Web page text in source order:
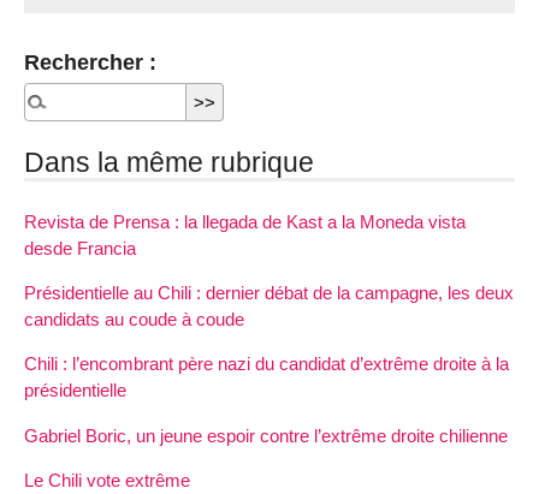
Rechercher :
Dans la même rubrique
Revista de Prensa : la llegada de Kast a la Moneda vista
desde Francia
Présidentielle au Chili : dernier débat de la campagne, les deux
candidats au coude à coude
Chili : l’encombrant père nazi du candidat d’extrême droite à la
présidentielle
Gabriel Boric, un jeune espoir contre l’extrême droite chilienne
Le Chili vote extrême